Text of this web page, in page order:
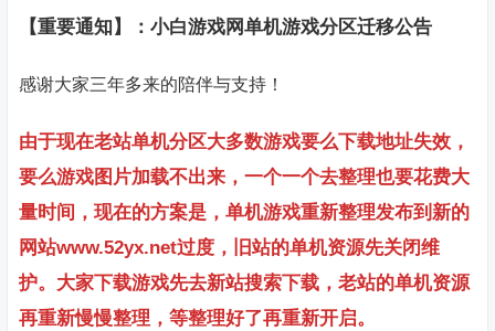
【重要通知】：小白游戏网单机游戏分区迁移公告
感谢大家三年多来的陪伴与支持！
由于现在老站单机分区大多数游戏要么下载地址失效，
要么游戏图片加载不出来，一个一个去整理也要花费大
量时间，现在的方案是，单机游戏重新整理发布到新的
网站www.52yx.net过度，旧站的单机资源先关闭维
护。大家下载游戏先去新站搜索下载，老站的单机资源
再重新慢慢整理，等整理好了再重新开启。